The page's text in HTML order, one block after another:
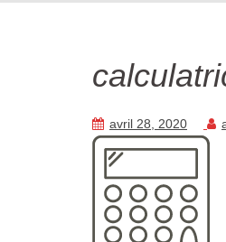
avril 28, 2020